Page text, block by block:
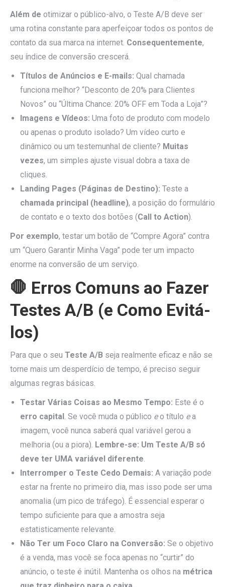
Além de otimizar o público-alvo, o Teste A/B deve ser
uma rotina constante para aperfeiçoar todos os pontos de
contato da sua marca na internet. Consequentemente,
seu índice de conversão crescerá.
Títulos de Anúncios e E-mails: Qual chamada
funciona melhor? “Desconto de 20% para Clientes
Novos” ou “Última Chance: 20% OFF em Toda a Loja”?
Imagens e Vídeos: Uma foto de produto com modelo
ou apenas o produto isolado? Um vídeo curto e
dinâmico ou um testemunhal de cliente? Muitas
vezes, um simples ajuste visual dobra a taxa de
cliques.
Landing Pages (Páginas de Destino): Teste a
chamada principal (headline), a posição do formulário
de contato e o texto dos botões (Call to Action).
Por exemplo, testar um botão de “Compre Agora” contra
um “Quero Garantir Minha Vaga” pode ter um impacto
enorme na conversão de um serviço.
🛑 Erros Comuns ao Fazer
Testes A/B (e Como Evitá-
los)
Para que o seu Teste A/B seja realmente eficaz e não se
torne mais um desperdício de tempo, é preciso seguir
algumas regras básicas.
Testar Várias Coisas ao Mesmo Tempo: Este é o
erro capital. Se você muda o público eo título ea
imagem, você nunca saberá qual variável gerou a
melhoria (ou a piora). Lembre-se: Um Teste A/B só
deve ter UMA variável diferente.
Interromper o Teste Cedo Demais: A variação pode
estar na frente no primeiro dia, mas isso pode ser uma
anomalia (um pico de tráfego). É essencial esperar o
tempo suficiente para que a amostra seja
estatisticamente relevante.
Não Ter um Foco Claro na Conversão: Se o objetivo
é a venda, mas você se foca apenas no “curtir” do
anúncio, o teste é inútil. Mantenha os olhos na métrica